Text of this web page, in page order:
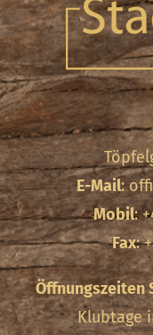
E-Mail:
Mobil:
Fax:
Öffnungszeiten
Klubtage